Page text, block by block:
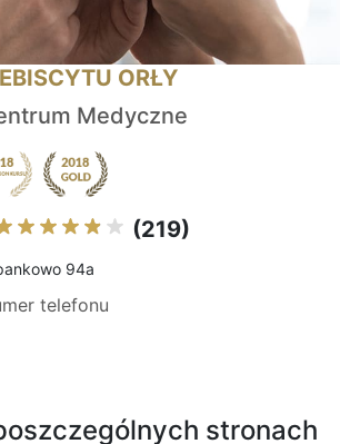
ORŁY
Medyczne
(219)
94a
telefonu
stronach